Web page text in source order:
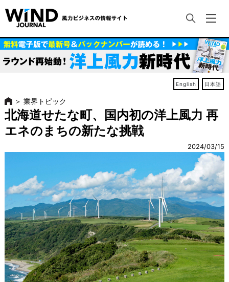
English 日本語
＞ 業界トピック
北海道せたな町、国内初の洋上風力 再
エネのまちの新たな挑戦
2024/03/15